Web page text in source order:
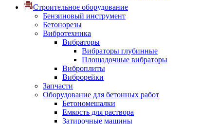
Строительное оборудование
Бензиновый инструмент
Бетонорезы
Вибротехника
Вибраторы
Вибраторы глубинные
Площадочные вибраторы
Виброплиты
Виброрейки
Запчасти
Оборудование для бетонных работ
Бетономешалки
Емкость для раствора
Затирочные машины